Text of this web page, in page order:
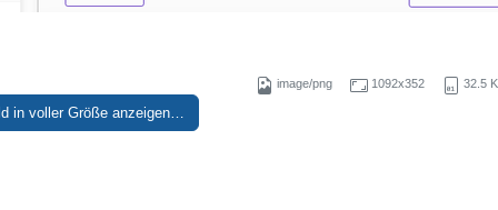
image/png 1092x352 32.5
in voller Größe anzeigen…